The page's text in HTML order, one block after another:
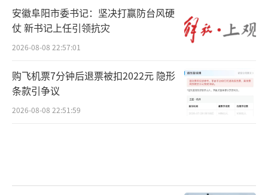
安徽阜阳市委书记：坚决打赢防台风硬
仗 新书记上任引领抗灾
2026-08-08 22:57:01
购飞机票7分钟后退票被扣2022元 隐形
条款引争议
2026-08-08 22:51:59